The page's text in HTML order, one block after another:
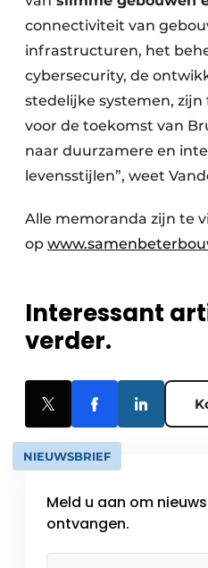
connectiviteit van
infrastructuren, het
cybersecurity, de
stedelijke systemen,
voor de toekomst van
naar duurzamere en
levensstijlen”, weet
Alle memoranda zijn te
op
Interessant
verder.
NIEUWSBRIEF
Meld u aan om
ontvangen.